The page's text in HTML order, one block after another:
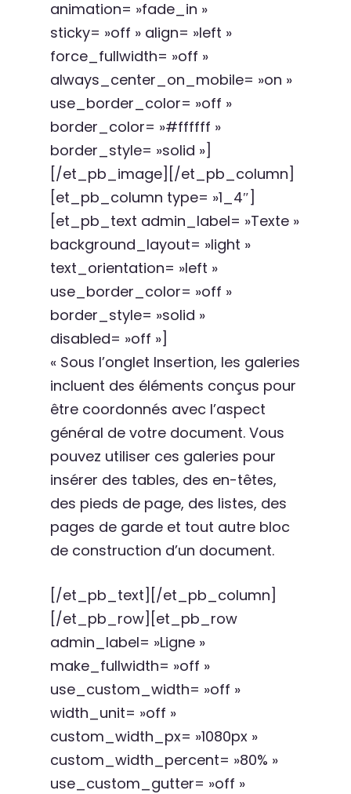
animation= »fade_in »
sticky= »off » align= »left »
force_fullwidth= »off »
always_center_on_mobile= »on »
use_border_color= »off »
border_color= »#ffffff »
border_style= »solid »]
[/et_pb_image][/et_pb_column]
[et_pb_column type= »1_4″]
[et_pb_text admin_label= »Texte »
background_layout= »light »
text_orientation= »left »
use_border_color= »off »
border_style= »solid »
disabled= »off »]
« Sous l’onglet Insertion, les galeries
incluent des éléments conçus pour
être coordonnés avec l’aspect
général de votre document. Vous
pouvez utiliser ces galeries pour
insérer des tables, des en-têtes,
des pieds de page, des listes, des
pages de garde et tout autre bloc
de construction d’un document.
[/et_pb_text][/et_pb_column]
[/et_pb_row][et_pb_row
admin_label= »Ligne »
make_fullwidth= »off »
use_custom_width= »off »
width_unit= »off »
custom_width_px= »1080px »
custom_width_percent= »80% »
use_custom_gutter= »off »